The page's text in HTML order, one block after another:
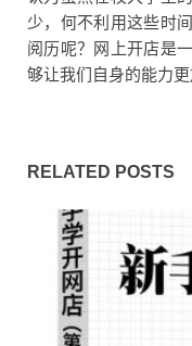
少，何不利用这些时
阅历呢？网上开店是
够让我们自身的能力更
RELATED POSTS